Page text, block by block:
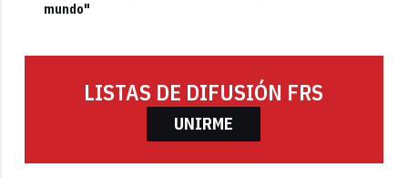
mundo"
LISTAS DE DIFUSIÓN FRS
UNIRME